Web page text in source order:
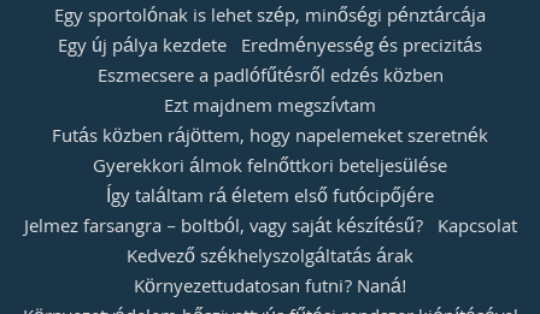
Egy sportolónak is lehet szép, minőségi pénztárcája
Egy új pálya kezdete Eredményesség és precizitás
Eszmecsere a padlófűtésről edzés közben
Ezt majdnem megszívtam
Futás közben rájöttem, hogy napelemeket szeretnék
Gyerekkori álmok felnőttkori beteljesülése
Így találtam rá életem első futócipőjére
Jelmez farsangra – boltból, vagy saját készítésű? Kapcsolat
Kedvező székhelyszolgáltatás árak
Környezettudatosan futni? Naná!